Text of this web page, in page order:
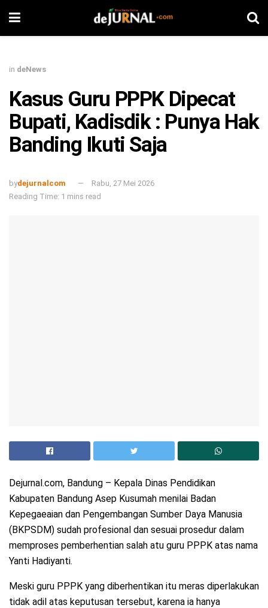
in deNews
Kasus Guru PPPK Dipecat
Bupati, Kadisdik : Punya Hak
Banding Ikuti Saja
bydejurnalcom
Rabu, 27 Mei 2026
Reading Time: 1 mins read
Dejurnal.com, Bandung – Kepala Dinas Pendidikan
Kabupaten Bandung Asep Kusumah menilai Badan
Kepegaeaian dan Pengembangan Sumber Daya Manusia
(BKPSDM) sudah profesional dan sesuai prosedur dalam
memproses pemberhentian salah atu guru PPPK atas nama
Yanti Hadiyanti.
Meski guru PPPK yang diberhentikan itu meras diperlakukan
tidak adil atas keputusan tersebut, karena ia hanya